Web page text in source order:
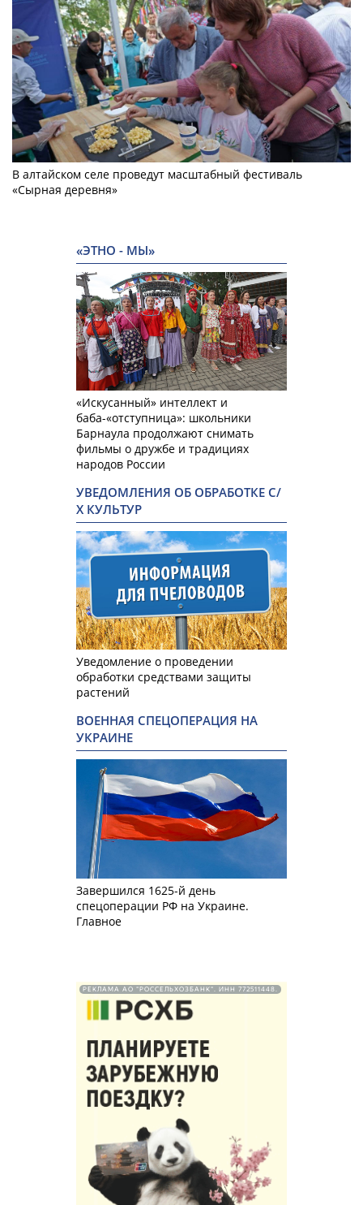
В алтайском селе проведут масштабный фестиваль
«Сырная деревня»
«ЭТНО - МЫ»
«Искусанный» интеллект и
баба-«отступница»: школьники
Барнаула продолжают снимать
фильмы о дружбе и традициях
народов России
УВЕДОМЛЕНИЯ ОБ ОБРАБОТКЕ С/
Х КУЛЬТУР
Уведомление о проведении
обработки средствами защиты
растений
ВОЕННАЯ СПЕЦОПЕРАЦИЯ НА
УКРАИНЕ
Завершился 1625-й день
спецоперации РФ на Украине.
Главное
РЕКЛАМА АО "РОССЕЛЬХОЗБАНК". ИНН 772511448.